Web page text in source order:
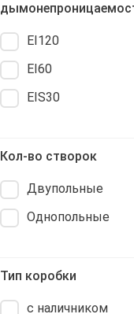
EI120
EI60
EIS30
Кол-во створок
Двупольные
Однопольные
Тип коробки
с наличником